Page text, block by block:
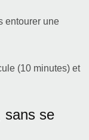
entourer une
(10 minutes) et
sans se